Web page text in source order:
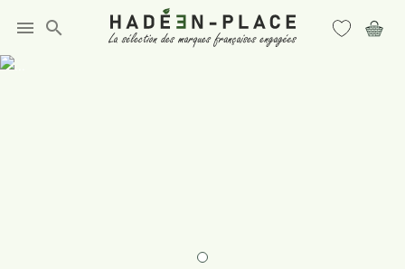
menu search